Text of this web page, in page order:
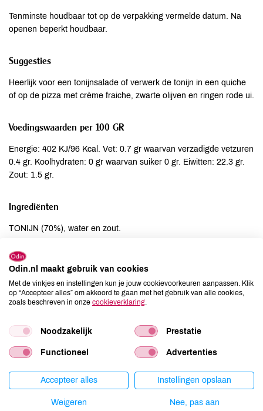
Tenminste houdbaar tot op de verpakking vermelde datum. Na
openen beperkt houdbaar.
Suggesties
Heerlijk voor een tonijnsalade of verwerk de tonijn in een quiche
of op de pizza met crème fraiche, zwarte olijven en ringen rode ui.
Voedingswaarden per 100 GR
Energie: 402 KJ/96 Kcal. Vet: 0.7 gr waarvan verzadigde vetzuren
0.4 gr. Koolhydraten: 0 gr waarvan suiker 0 gr. Eiwitten: 22.3 gr.
Zout: 1.5 gr.
Ingrediënten
TONIJN (70%), water en zout.
Allergenen
Aardnoten
niet aanwezig
Ei
niet aanwezig
Lactose
niet aanwezig
Lupine
niet aanwezig
niet aanwezig
niet aanwezig
Odin.nl maakt gebruik van cookies
Met de vinkjes en instellingen kun je jouw cookievoorkeuren aanpassen. Klik
op “Accepteer alles” om akkoord te gaan met het gebruik van alle cookies,
zoals beschreven in onze cookieverklaring.
Noodzakelijk Prestatie
Functioneel Advertenties
Accepteer alles Instellingen opslaan
Weigeren Nee, pas aan